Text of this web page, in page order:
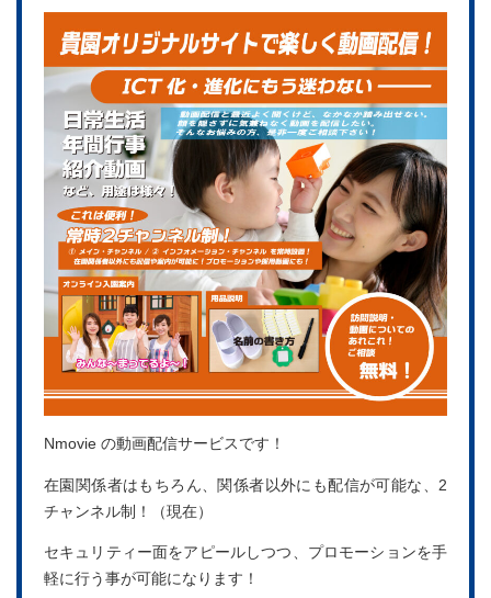
Nmovie の動画配信サービスです！
在園関係者はもちろん、関係者以外にも配信が可能な、2
チャンネル制！（現在）
セキュリティー面をアピールしつつ、プロモーションを手
軽に行う事が可能になります！